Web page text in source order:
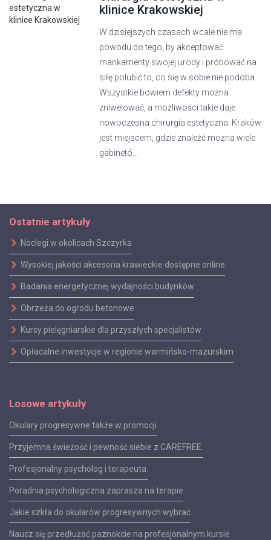
klinice Krakowskiej
W dzisiejszych czasach wcale nie ma
powodu do tego, by akceptować
mankamenty swojej urody i próbować na
siłę polubić to, co się w sobie nie podoba.
Wszystkie bowiem defekty można
zniwelować, a możliwości takie daje
nowoczesna chirurgia estetyczna. Kraków
jest miejscem, gdzie znaleźć można wiele
gabinetó...
Ostatnie artykuły
Noclegi w okolicach Szczyrka
Wysokiej jakości akcesoria krawieckie dostępne online
Badania energetycznej wydajności budynków
Obrzeża do ogrodu betonowe
Kursy pielęgniarskie dla przyszłych specjalistów
Opłacalne inwestycje w regionie warmińsko-mazurskim
Losowe artykuły
Okulary progresywne także w promocji
Przyjemna świeżość i pewność siebie z CAREFREE.
Profesjonalny psycholog i terapeuta.
Poradnia psychologiczna zaprasza na terapie
Jakie szkła do okularów progresywnych wybrać
Naucz się przedłużać paznokcie na profesjonalnym kursie